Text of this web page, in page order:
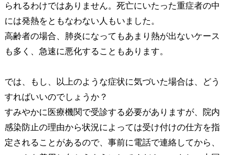
られるわけではありません。死亡にいたった重症者の中
には発熱をともなわない人もいました。
高齢者の場合、肺炎になってもあまり熱が出ないケース
も多く、急速に悪化することもあります。
では、もし、以上のような症状に気づいた場合は、どう
すればいいのでしょうか？
すみやかに医療機関で受診する必要がありますが、院内
感染防止の理由から状況によっては受け付けの仕方を指
定されることがあるので、事前に電話で連絡してから、